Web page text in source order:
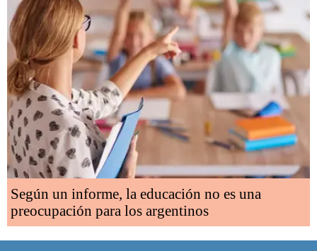
Según un informe, la educación no es una
preocupación para los argentinos